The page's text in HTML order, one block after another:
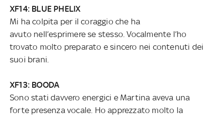
XF14: BLUE PHELIX
Mi ha colpita per il coraggio che ha
avuto nell’esprimere se stesso. Vocalmente l’ho
trovato molto preparato e sincero nei contenuti dei
suoi brani.
XF13: BOODA
Sono stati davvero energici e Martina aveva una
forte presenza vocale. Ho apprezzato molto la